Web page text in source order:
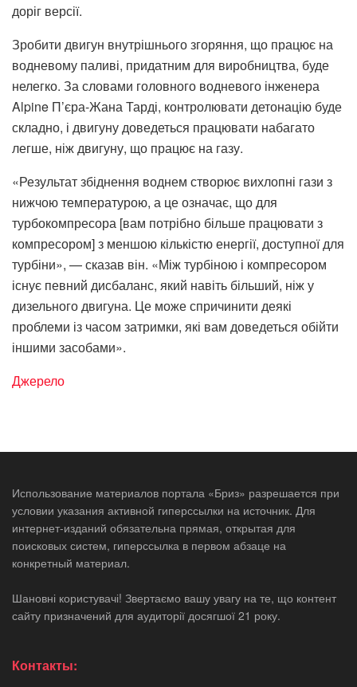
доріг версії.
Зробити двигун внутрішнього згоряння, що працює на
водневому паливі, придатним для виробництва, буде
нелегко. За словами головного водневого інженера
Alpine П’єра-Жана Тарді, контролювати детонацію буде
складно, і двигуну доведеться працювати набагато
легше, ніж двигуну, що працює на газу.
«Результат збіднення воднем створює вихлопні гази з
нижчою температурою, а це означає, що для
турбокомпресора [вам потрібно більше працювати з
компресором] з меншою кількістю енергії, доступної для
турбіни», — сказав він. «Між турбіною і компресором
існує певний дисбаланс, який навіть більший, ніж у
дизельного двигуна. Це може спричинити деякі
проблеми із часом затримки, які вам доведеться обійти
іншими засобами».
Джерело
Использование материалов портала «Бриз» разрешается при
условии указания активной гиперссылки на источник. Для
интернет-изданий обязательна прямая, открытая для
поисковых систем, гиперссылка в первом абзаце на
конкретный материал.
Шановні користувачі! Звертаємо вашу увагу на те, що контент
сайту призначений для аудиторії досягшої 21 року.
Контакты: